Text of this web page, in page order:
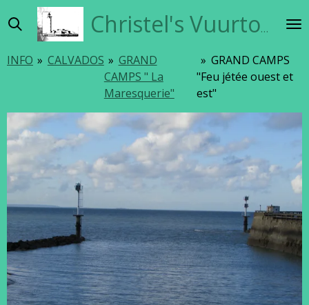
direct
de
Christel's Vuurtorensite
INFO » CALVADOS » GRAND
CAMPS " La
Maresquerie"
» GRAND CAMPS
"Feu jétée ouest et
est"